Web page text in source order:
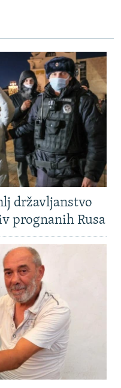
državljanstvo
prognanih Rusa